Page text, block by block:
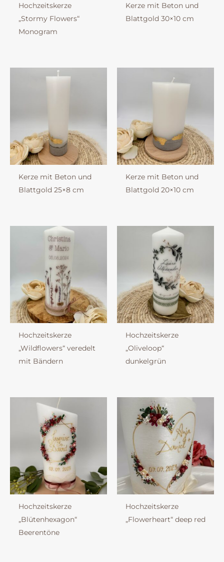
Hochzeitskerze
„Stormy Flowers“
Monogram
Kerze mit Beton und
Blattgold 30×10 cm
Kerze mit Beton und
Blattgold 25×8 cm
Kerze mit Beton und
Blattgold 20×10 cm
Hochzeitskerze
„Wildflowers“ veredelt
mit Bändern
Hochzeitskerze
„Oliveloop“
dunkelgrün
Hochzeitskerze
„Blütenhexagon“
Beerentöne
Hochzeitskerze
„Flowerheart“ deep red